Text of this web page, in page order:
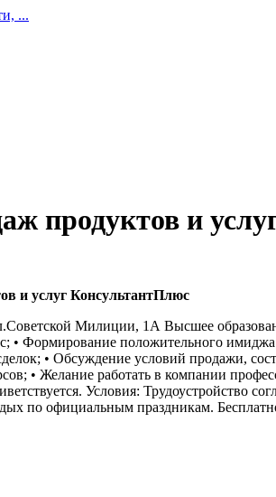
...
продуктов и
и услуг КонсультантПлюс
Милиции, 1А Высшее
• Формирование положительного
• Обсуждение условий продажи,
• Желание работать в компании
Условия: Трудоустройство
по официальным праздникам.